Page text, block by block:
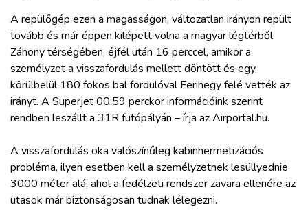
ARCHÍVUM
WEBSHOP
BELÉPÉS
A repülőgép ezen a magasságon, változatlan irányon repült
tovább és már éppen kilépett volna a magyar légtérből
Záhony térségében, éjfél után 16 perccel, amikor a
személyzet a visszafordulás mellett döntött és egy
körülbelül 180 fokos bal fordulóval Ferihegy felé vették az
irányt. A Superjet 00:59 perckor információink szerint
rendben leszállt a 31R futópályán – írja az Airportal.hu.
A visszafordulás oka valószínűleg kabinhermetizációs
probléma, ilyen esetben kell a személyzetnek lesüllyednie
3000 méter alá, ahol a fedélzeti rendszer zavara ellenére az
utasok már biztonságosan tudnak lélegezni.